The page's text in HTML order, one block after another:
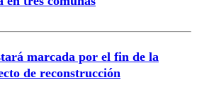
marcada por el fin de la
de reconstrucción